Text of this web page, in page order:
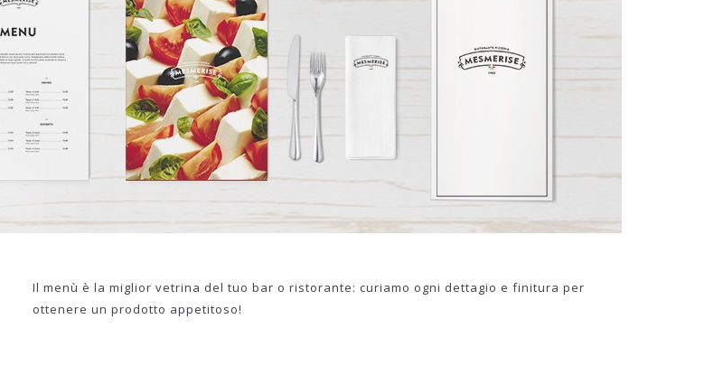
Il menù è la miglior vetrina del tuo bar o ristorante: curiamo ogni dettagio e finitura per
ottenere un prodotto appetitoso!